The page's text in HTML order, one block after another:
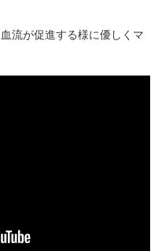
流が促進する様に優しくマ